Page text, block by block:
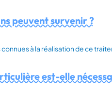
peuvent survenir ?
connues à la réalisation de ce
est-elle